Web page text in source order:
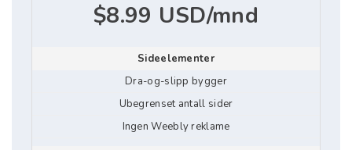
$8.99 USD/mnd
Sideelementer
Dra-og-slipp bygger
Ubegrenset antall sider
Ingen Weebly reklame